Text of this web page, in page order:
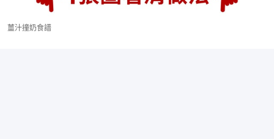
薑汁撞奶食譜